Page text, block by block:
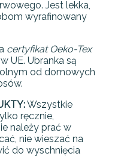
Jest lekka,
wyrafinowany
certyfikat Oeko-Tex
UE. Ubranka są
od domowych
Wszystkie
ręcznie,
należy prać w
nie wieszać na
do wyschnięcia